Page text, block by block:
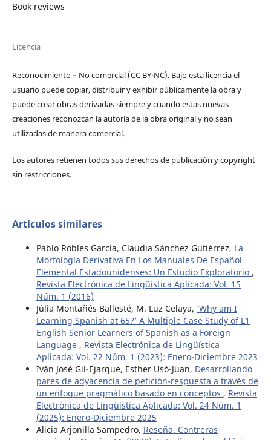
Book reviews
Licencia
Reconocimiento – No comercial (CC BY-­NC). Bajo esta licencia el
usuario puede copiar, distribuir y exhibir públicamente la obra y
puede crear obras derivadas siempre y cuando estas nuevas
creaciones reconozcan la autoría de la obra original y no sean
utilizadas de manera comercial.
Los autores retienen todos sus derechos de publicación y copyright
sin restricciones.
Artículos similares
Pablo Robles García, Claudia Sánchez Gutiérrez, La
Morfología Derivativa En Los Manuales De Español
Elemental Estadounidenses: Un Estudio Exploratorio ,
Revista Electrónica de Lingüística Aplicada: Vol. 15
Núm. 1 (2016)
Júlia Montañés Ballesté, M. Luz Celaya, ‘Why am I
Learning Spanish at 65?’ A Multiple Case Study of L1
English Senior Learners of Spanish as a Foreign
Language , Revista Electrónica de Lingüística
Aplicada: Vol. 22 Núm. 1 (2023): Enero-Diciembre 2023
Iván José Gil-Ejarque, Esther Usó-Juan, Desarrollando
pares de adyacencia de petición-respuesta a través de
un enfoque pragmático basado en conceptos , Revista
Electrónica de Lingüística Aplicada: Vol. 24 Núm. 1
(2025): Enero-Diciembre 2025
Alicia Arjonilla Sampedro, Reseña. Contreras